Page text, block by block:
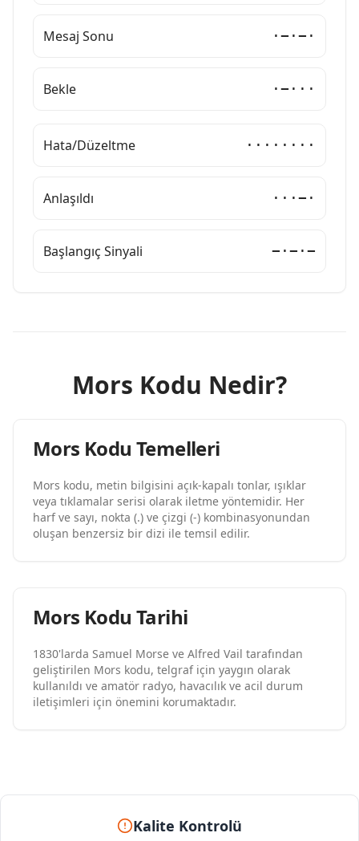
Mesaj Sonu ·−·−·
Bekle ·−···
Hata/Düzeltme ········
Anlaşıldı ···−·
Başlangıç Sinyali −·−·−
Mors Kodu Nedir?
Mors Kodu Temelleri
Mors kodu, metin bilgisini açık-kapalı tonlar, ışıklar
veya tıklamalar serisi olarak iletme yöntemidir. Her
harf ve sayı, nokta (.) ve çizgi (-) kombinasyonundan
oluşan benzersiz bir dizi ile temsil edilir.
Mors Kodu Tarihi
1830'larda Samuel Morse ve Alfred Vail tarafından
geliştirilen Mors kodu, telgraf için yaygın olarak
kullanıldı ve amatör radyo, havacılık ve acil durum
iletişimleri için önemini korumaktadır.
Kalite Kontrolü